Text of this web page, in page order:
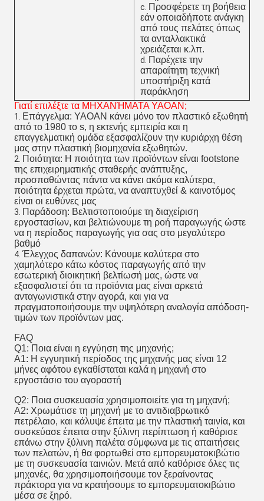
c. Προσφέρετε τη βοήθεια
εάν οποιαδήποτε ανάγκη
από τους πελάτες όπως
τα ανταλλακτικά
χρειάζεται κ.λπ.
d.
Παρέχετε την
απαραίτητη τεχνική
υποστήριξη κατά
παράκληση
Γιατί επιλέξτε τα ΜΗΧΑΝΉΜΑΤΑ YAOAN;
1.
Επάγγελμα: YAOAN κάνει μόνο τον πλαστικό εξωθητή
από το 1980 το s, η εκτενής εμπειρία και η
επαγγελματική ομάδα εξασφαλίζουν την κυριάρχη θέση
μας στην πλαστική βιομηχανία εξωθητών.
2. Ποιότητα: Η ποιότητα των προϊόντων είναι footstone
της επιχειρηματικής σταθερής ανάπτυξης,
προσπαθώντας πάντα να κάνει ακόμα καλύτερα,
ποιότητα έρχεται πρώτα, να αναπτυχθεί & καινοτόμος
είναι οι ευθύνες μας
3. Παράδοση: Βελτιστοποιούμε τη διαχείριση
εργοστασίων, και βελτιώνουμε τη ροή παραγωγής ώστε
να η περίοδος παραγωγής για σας στο μεγαλύτερο
βαθμό
4. Έλεγχος δαπανών: Κάνουμε καλύτερα στο
χαμηλότερο κάτω κόστος παραγωγής από την
εσωτερική διοικητική βελτίωσή μας, ώστε να
εξασφαλιστεί ότι τα προϊόντα μας είναι αρκετά
ανταγωνιστικά στην αγορά, και για να
πραγματοποιήσουμε την υψηλότερη αναλογία απόδοση-
τιμών των προϊόντων μας.
FAQ
Q1: Ποια είναι η εγγύηση της μηχανής;
Α1: Η εγγυητική περίοδος της μηχανής μας είναι 12
μήνες αφότου εγκαθίσταται καλά η μηχανή στο
εργοστάσιο του αγοραστή
Q2: Ποια συσκευασία χρησιμοποιείτε για τη μηχανή;
A2: Χρωμάτισε τη μηχανή με το αντιδιαβρωτικό
πετρέλαιο, και κάλυψε έπειτα με την πλαστική ταινία, και
συσκεύασε έπειτα στην ξύλινη περίπτωση ή καθόρισε
επάνω στην ξύλινη παλέτα σύμφωνα με τις απαιτήσεις
των πελατών, ή θα φορτωθεί στο εμπορευματοκιβώτιο
με τη συσκευασία ταινιών. Μετά από καθόρισε όλες τις
μηχανές, θα χρησιμοποιήσουμε τον ξεραίνοντας
πράκτορα για να κρατήσουμε το εμπορευματοκιβώτιο
μέσα σε ξηρό.